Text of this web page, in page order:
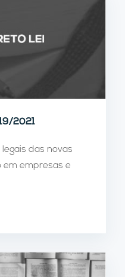
2021
das novas
em empresas e